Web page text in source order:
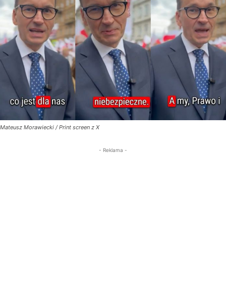
Mateusz Morawiecki / Print screen z X
- Reklama -